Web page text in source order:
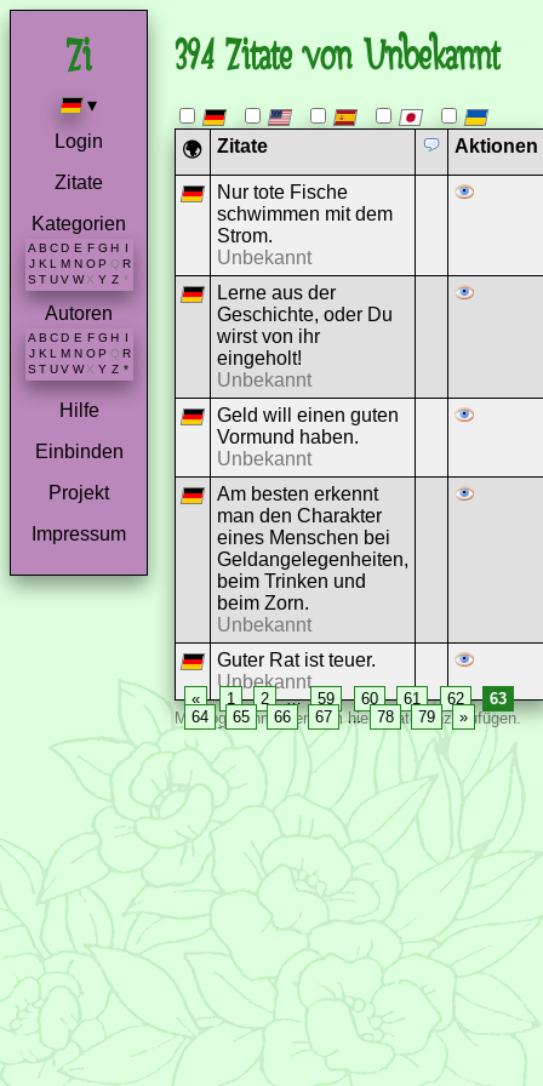
▾
Login
Zitate
Kategorien
A B C D E F G H I
J K L M N O P Q R
S T U V W X Y Z *
Autoren
A B C D E F G H
J K L M N O P Q R
S T U V W X Y Z *
Hilfe
Einbinden
Projekt
Impressum
394 Zitate von Unbekannt
🌍 Zitate Aktionen
Nur tote Fische
schwimmen mit dem
Strom.
Unbekannt
Lerne aus der
Geschichte, oder Du
wirst von ihr
eingeholt!
Unbekannt
Geld will einen guten
Vormund haben.
Unbekannt
Am besten erkennt
man den Charakter
eines Menschen bei
Geldangelegenheiten,
beim Trinken und
beim Zorn.
Unbekannt
Guter Rat ist teuer.
Unbekannt
« 1 2 … 59 60 61 62
63
64
65 66 67 … 78 79 »
MitLoginanmelden, um hier Zitate hinzuzufügen.